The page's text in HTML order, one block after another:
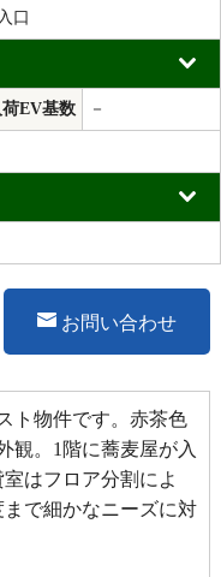
口
荷EV基数 －
お問い合わせ
ト物件です。赤茶色
観。1階に蕎麦屋が入
はフロア分割によ
で細かなニーズに対